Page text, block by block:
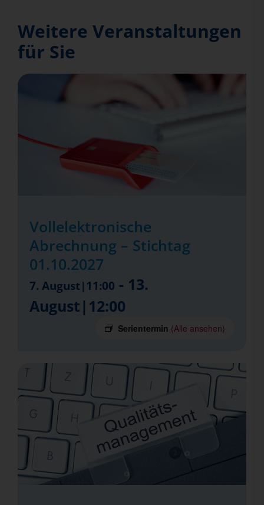
Weitere Veranstaltungen
für Sie
Vollelektronische
Abrechnung – Stichtag
01.10.2027
7. August|11:00 - 13.
August|12:00
Serientermin (Alle ansehen)